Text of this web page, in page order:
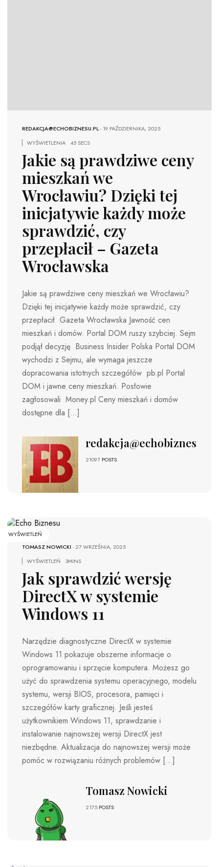
REDAKCJA@ECHOBIZNESU.PL-19 PAŹDZIERNIKA, 2025
WYŚWIETLENIA
45 SECS
Jakie są prawdziwe ceny
mieszkań we
Wrocławiu? Dzięki tej
inicjatywie każdy może
sprawdzić, czy
przepłacił – Gazeta
Wrocławska
Jakie są prawdziwe ceny mieszkań we Wrocławiu?
Dzięki tej inicjatywie każdy może sprawdzić, czy
przepłacił Gazeta Wrocławska Jawność cen
mieszkań i domów. Portal DOM ruszy szybciej. Sejm
podjął decyzję Business Insider Polska Portal DOM
wychodzi z Sejmu, ale wymaga jeszcze
dopracowania istotnych szczegółów pb.pl Portal
DOM i jawne ceny mieszkań. Posłowie
zagłosowali Money.pl Ceny mieszkań i domów
dostępne dla […]
redakcja@echobiznesu.pl
21097 POSTS
WYŚWIETLEŃ
TOMASZ NOWICKI -27 WRZEŚNIA, 2025
WYŚWIETLEŃ
3MINS
Jak sprawdzić wersję
DirectX w systemie
Windows 11
Narzędzie diagnostyczne DirectX w systemie
Windows 11 pokazuje obszerne informacje o
oprogramowaniu i sprzęcie komputera. Możesz go
użyć do sprawdzenia systemu operacyjnego, modelu
systemu, wersji BIOS, procesora, pamięci i
szczegółów karty graficznej. Jeśli jesteś
użytkownikiem Windows 11, sprawdzanie i
instalowanie najnowszej wersji DirectX jest
niezbędne. Aktualizacja do najnowszej wersji może
pomóc w rozwiązaniu różnych problemów […]
Tomasz Nowicki
2175 POSTS